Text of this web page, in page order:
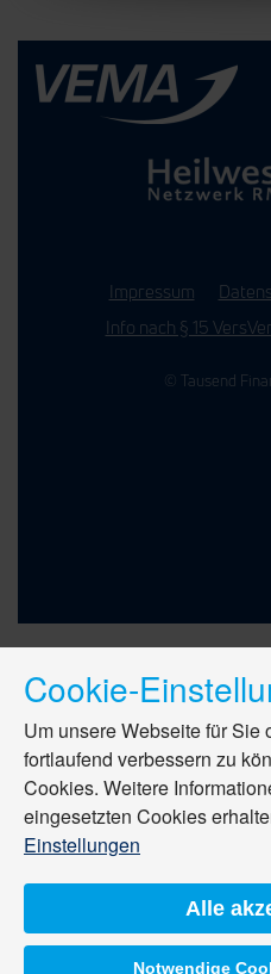
Impressum
Info nach § 15
© Tausend
Cookie-
Um unsere Webseite für Sie
fortlaufend verbessern zu
Cookies. Weitere
eingesetzten Cookies
Einstellungen
Alle
Notwendige